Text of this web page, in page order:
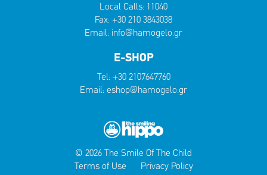
Local Calls: 11040
Fax: +30 210 3843038
Email: info@hamogelo.gr
E-SHOP
Tel: +30 2107647760
Email: eshop@hamogelo.gr
© 2026 The Smile Of The Child
Terms of Use
Privacy Policy